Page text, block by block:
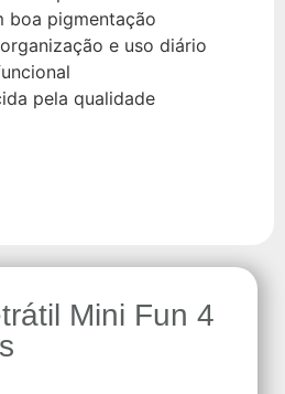
boa pigmentação
e uso diário
pela qualidade
Mini Fun 4